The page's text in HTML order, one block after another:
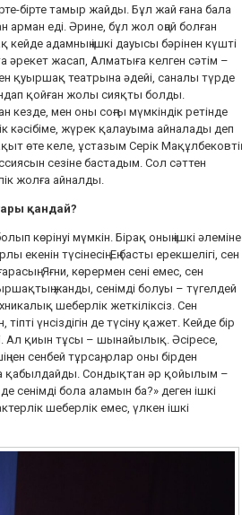
бірте тамыр жайды. Бұл жай ғана бала
еді. Әрине, бұл жол оңай болған
кейде адамның ішкі дауысы бәрінен күшті
әрекет жасап, Алматыға келген сәтім –
қуыршақ театрына әдейі, саналы түрде
қойған жолы сияқты болды.
мен оны соңғы мүмкіндік ретінде
кәсібіме, жүрек қалауымa айналады деп
өте келе, ұстазым Серік Мақұлбековтің
сезіне бастадым. Сол сәттен
жолға айналды.
қандай?
көрінуі мүмкін. Бірақ оның ішкі әлеміне
екенін түсінесің. Ең басты ерекшелігі, сен
Яғни, көрермен сені емес, сен
жанды, сенімді болуы – түгелдей
шеберлік жеткіліксіз. Сен
үнсіздігін де түсіну қажет. Кейде бір
Ал қиын тұсы – шынайылық. Әсіресе,
сенбей тұрсаң, олар оны бірден
қабылдайды. Сондықтан әр қойылым –
сенімді бола аламын ба?» деген ішкі
шеберлік емес, үлкен ішкі